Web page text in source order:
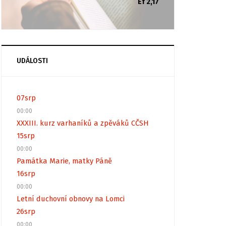
Ef 2,17
UDÁLOSTI
07srp
00:00
XXXIII. kurz varhaníků a zpěváků CČSH
15srp
00:00
Památka Marie, matky Páně
16srp
00:00
Letní duchovní obnovy na Lomci
26srp
00:00